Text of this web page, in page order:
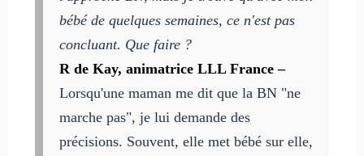
bébé de quelques semaines, ce n'est pas
concluant. Que faire ?
R de Kay, animatrice LLL France –
Lorsqu'une maman me dit que la BN "ne
marche pas", je lui demande des
précisions. Souvent, elle met bébé sur elle,